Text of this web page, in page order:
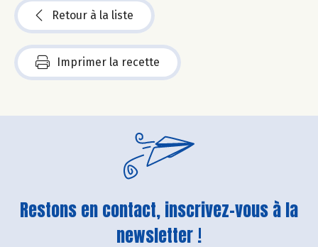
Retour à la liste
Imprimer la recette
Restons en contact, inscrivez-vous à la
newsletter !